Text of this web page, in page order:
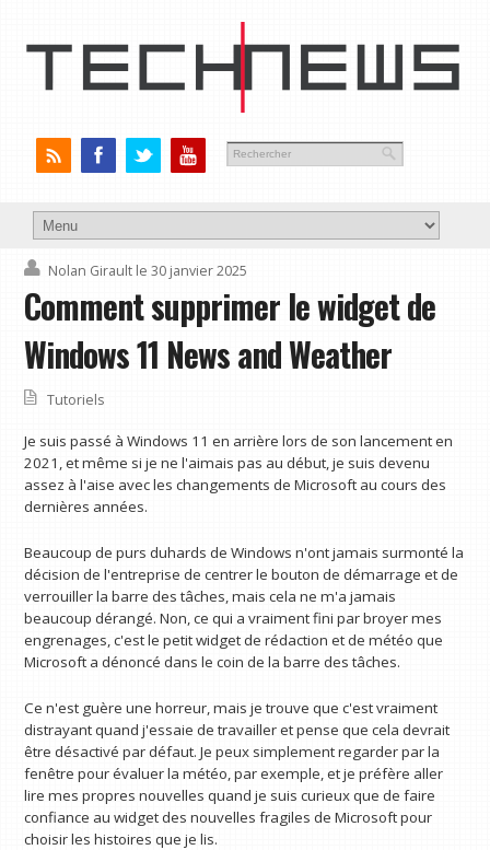
Nolan Girault le 30 janvier 2025
Comment supprimer le widget de
Windows 11 News and Weather
Tutoriels
Je suis passé à Windows 11 en arrière lors de son lancement en
2021, et même si je ne l'aimais pas au début, je suis devenu
assez à l'aise avec les changements de Microsoft au cours des
dernières années.
Beaucoup de purs duhards de Windows n'ont jamais surmonté la
décision de l'entreprise de centrer le bouton de démarrage et de
verrouiller la barre des tâches, mais cela ne m'a jamais
beaucoup dérangé. Non, ce qui a vraiment fini par broyer mes
engrenages, c'est le petit widget de rédaction et de météo que
Microsoft a dénoncé dans le coin de la barre des tâches.
Ce n'est guère une horreur, mais je trouve que c'est vraiment
distrayant quand j'essaie de travailler et pense que cela devrait
être désactivé par défaut. Je peux simplement regarder par la
fenêtre pour évaluer la météo, par exemple, et je préfère aller
lire mes propres nouvelles quand je suis curieux que de faire
confiance au widget des nouvelles fragiles de Microsoft pour
choisir les histoires que je lis.